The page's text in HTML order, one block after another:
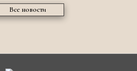
Все новости